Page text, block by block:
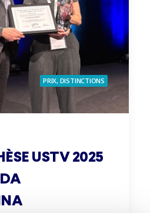
PRIX, DISTINCTIONS
USTV 2025